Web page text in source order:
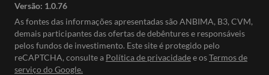
Versão: 1.0.76
As fontes das informações apresentadas são ANBIMA, B3, CVM,
demais participantes das ofertas de debêntures e responsáveis
pelos fundos de investimento. Este site é protegido pelo
reCAPTCHA, consulte a Política de privacidadee osTermos de
serviço do Google.